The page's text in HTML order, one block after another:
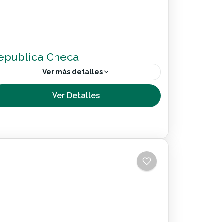
Checa
Ver más detalles
En nuestro circuito inclusivo por República
conocerás en detalle tanto su
Internacional
Ver Detalles